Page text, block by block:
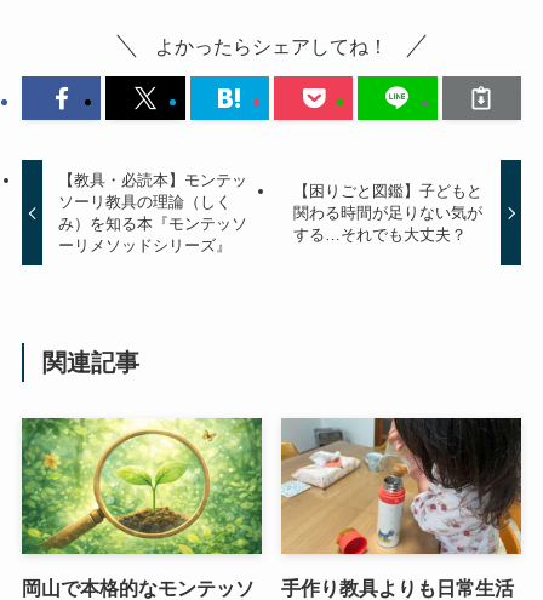
よかったらシェアしてね！
【教具・必読本】モンテッ
ソーリ教具の理論（しく
み）を知る本『モンテッソ
ーリメソッドシリーズ』
【困りごと図鑑】子どもと
関わる時間が足りない気が
する…それでも大丈夫？
関連記事
岡山で本格的なモンテッソ
手作り教具よりも日常生活